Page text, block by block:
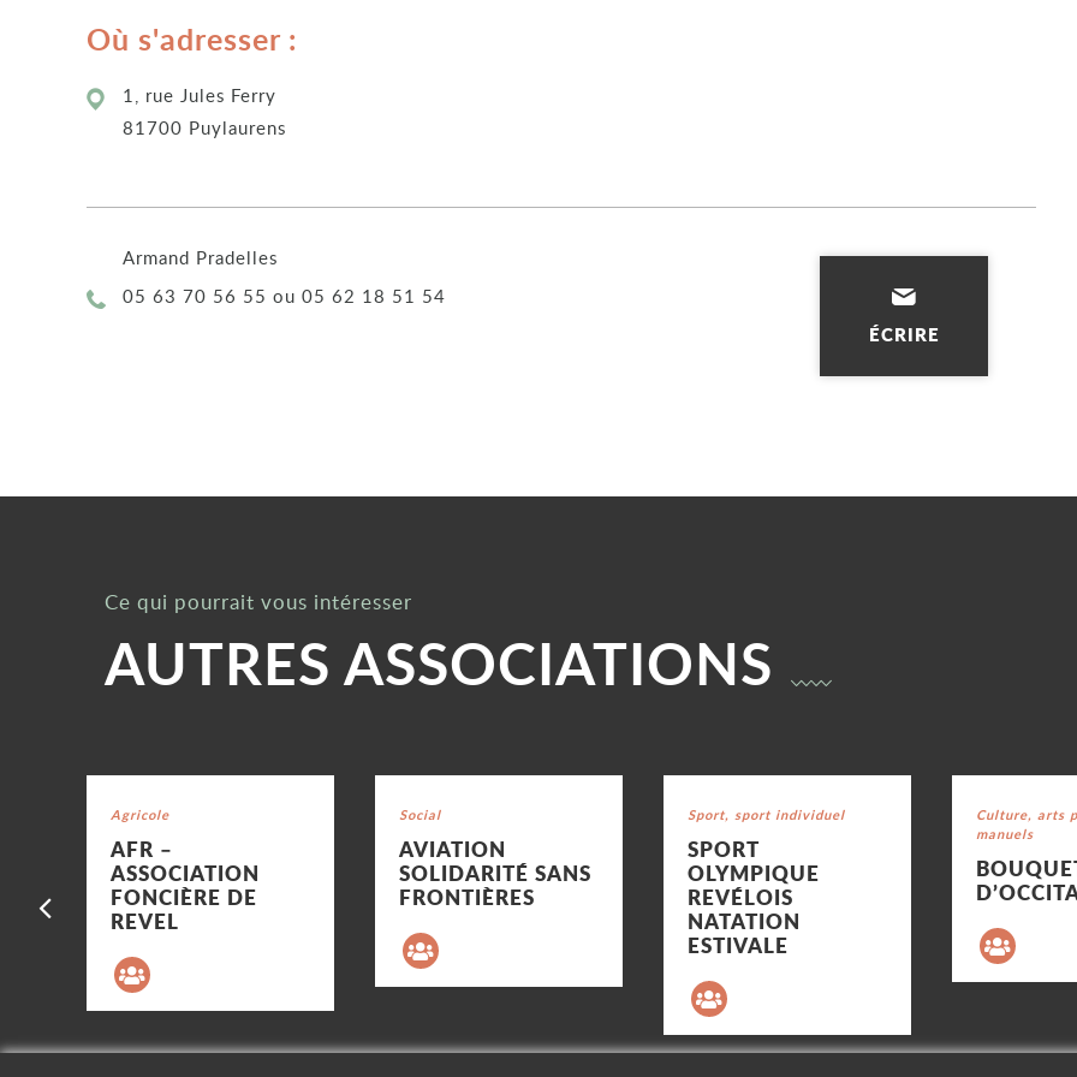
Où s'adresser :
1, rue Jules Ferry
81700 Puylaurens
Armand Pradelles
Téléphone :
05 63 70 56 55 ou 05 62 18 51 54
ÉCRIRE
Ce qui pourrait vous intéresser
AUTRES ASSOCIATIONS
Précédent
Catégorie : "
Agricole
AFR –
ASSOCIATION
FONCIÈRE DE
REVEL
Catégorie : "
Social
AVIATION
SOLIDARITÉ SANS
FRONTIÈRES
Catégorie : "
Sport, sport individuel
SPORT
OLYMPIQUE
REVÉLOIS
NATATION
ESTIVALE
Catégorie : "
Culture, arts
manuels